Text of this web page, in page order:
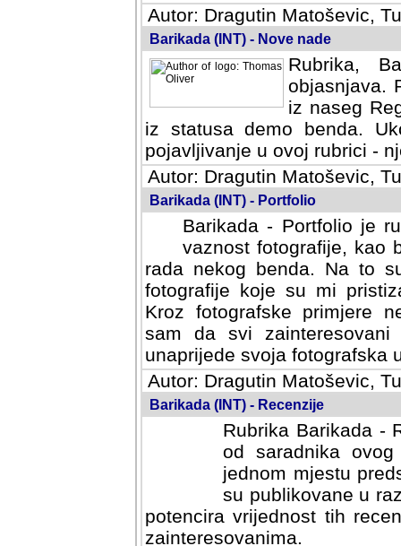
Autor: Dragutin Matoševic,
Barikada (INT) - Nove nade
Rubrika,
objasnjava.
iz naseg
iz statusa demo benda.
pojavljivanje u ovoj rubrici -
Autor: Dragutin Matoševic,
Barikada (INT) - Portfolio
Barikada - Portfolio je
vaznost fotografije, kao
rada nekog benda. Na to
fotografije koje su mi
fotografske primjere
svi zainteresovani
svoja fotografska umijeca.
Autor: Dragutin Matoševic,
Barikada (INT) - Recenzije
Rubrika Barikada -
od saradnika
jednom mjestu
su publikovane u
potencira vrijednost tih
zainteresovanima.